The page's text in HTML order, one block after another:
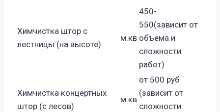
Химчистка штор с
лестницы (на высоте)
м.кв
450-
550(зависит от
объема и
сложности
работ)
Химчистка концертных
штор (с лесов)
м.кв
от 500 руб
(зависит от
сложности